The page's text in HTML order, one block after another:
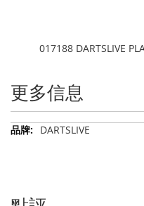
017188 DARTSLIVE
更多信息
更
DARTSLIVE